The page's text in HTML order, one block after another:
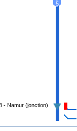
5
- Namur (jonction)